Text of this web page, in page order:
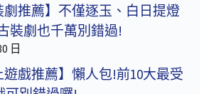
劇推薦】不僅逐玉、白日提燈
裝劇也千萬別錯過!
日
遊戲推薦】懶人包!前10大最受